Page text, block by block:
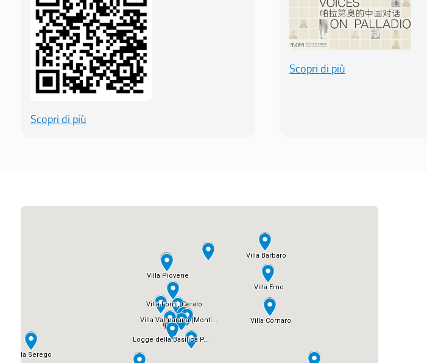
Scopri di più
Scopri di più